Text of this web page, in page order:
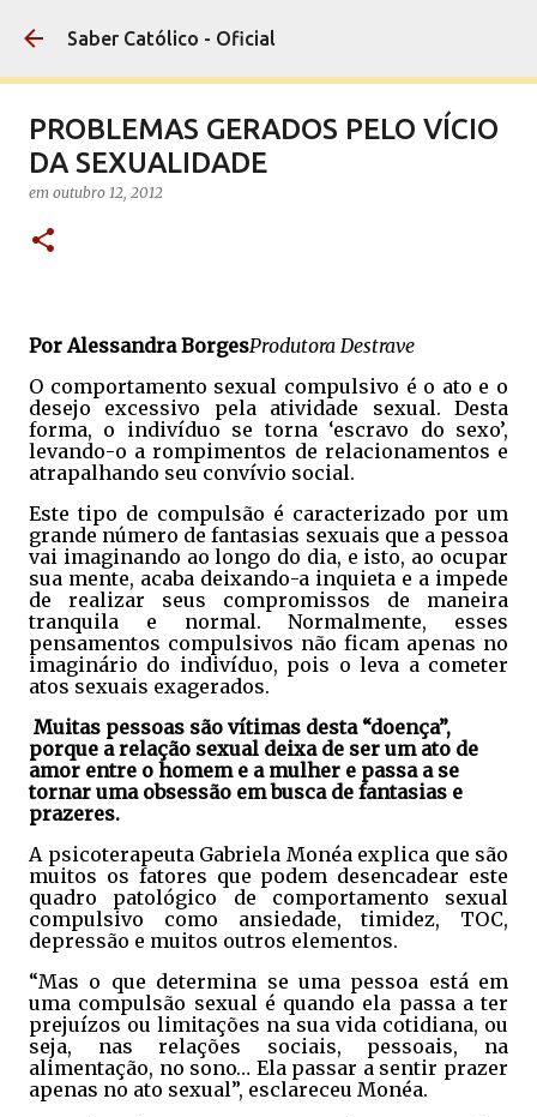
Pular para o conteúdo principal
Saber Católico - Oficial
PROBLEMAS GERADOS PELO VÍCIO
DA SEXUALIDADE
em outubro 12, 2012
Por Alessandra BorgesProdutora Destrave
O comportamento sexual compulsivo é o ato e o
desejo excessivo pela atividade sexual. Desta
forma, o indivíduo se torna ‘escravo do sexo’,
levando-o a rompimentos de relacionamentos e
atrapalhando seu convívio social.
Este tipo de compulsão é caracterizado por um
grande número de fantasias sexuais que a pessoa
vai imaginando ao longo do dia, e isto, ao ocupar
sua mente, acaba deixando-a inquieta e a impede
de realizar seus compromissos de maneira
tranquila e normal. Normalmente, esses
pensamentos compulsivos não ficam apenas no
imaginário do indivíduo, pois o leva a cometer
atos sexuais exagerados.
Muitas pessoas são vítimas desta “doença”,
porque a relação sexual deixa de ser um ato de
amor entre o homem e a mulher e passa a se
tornar uma obsessão em busca de fantasias e
prazeres.
A psicoterapeuta Gabriela Monéa explica que são
muitos os fatores que podem desencadear este
quadro patológico de comportamento sexual
compulsivo como ansiedade, timidez, TOC,
depressão e muitos outros elementos.
“Mas o que determina se uma pessoa está em
uma compulsão sexual é quando ela passa a ter
prejuízos ou limitações na sua vida cotidiana, ou
seja, nas relações sociais, pessoais, na
alimentação, no sono… Ela passar a sentir prazer
apenas no ato sexual”, esclareceu Monéa.